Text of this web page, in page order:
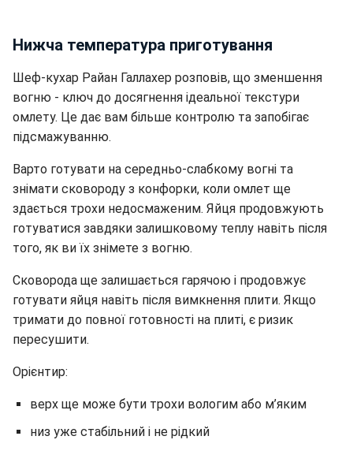
Нижча температура приготування
Шеф-кухар Райан Галлахер розповів, що зменшення
вогню - ключ до досягнення ідеальної текстури
омлету. Це дає вам більше контролю та запобігає
підсмажуванню.
Варто готувати на середньо-слабкому вогні та
знімати сковороду з конфорки, коли омлет ще
здається трохи недосмаженим. Яйця продовжують
готуватися завдяки залишковому теплу навіть після
того, як ви їх знімете з вогню.
Сковорода ще залишається гарячою і продовжує
готувати яйця навіть після вимкнення плити. Якщо
тримати до повної готовності на плиті, є ризик
пересушити.
Орієнтир:
верх ще може бути трохи вологим або м’яким
низ уже стабільний і не рідкий